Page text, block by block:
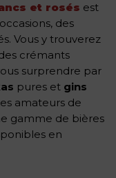
et rosés est
des
Vous y trouverez
crémants
surprendre par
pures et gins
amateurs de
gamme de bières
en